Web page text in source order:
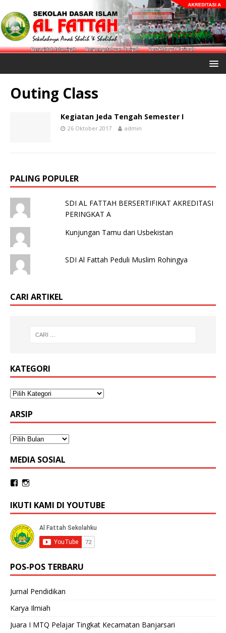
Outing Class
Kegiatan Jeda Tengah Semester I
26 Oktober 2017 admin
PALING POPULER
SDI AL FATTAH BERSERTIFIKAT AKREDITASI
PERINGKAT A
Kunjungan Tamu dari Usbekistan
SDI Al Fattah Peduli Muslim Rohingya
CARI ARTIKEL
KATEGORI
ARSIP
MEDIA SOSIAL
IKUTI KAMI DI YOUTUBE
POS-POS TERBARU
Jurnal Pendidikan
Karya Ilmiah
Juara I MTQ Pelajar Tingkat Kecamatan Banjarsari